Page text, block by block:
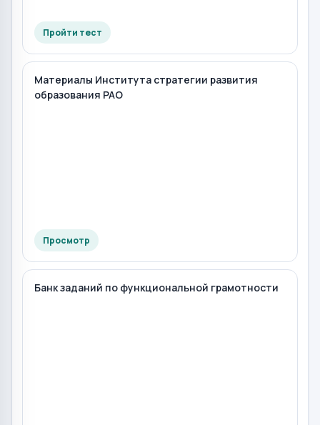
Пройти тест
Материалы Института стратегии развития
образования РАО
Просмотр
Банк заданий по функциональной грамотности